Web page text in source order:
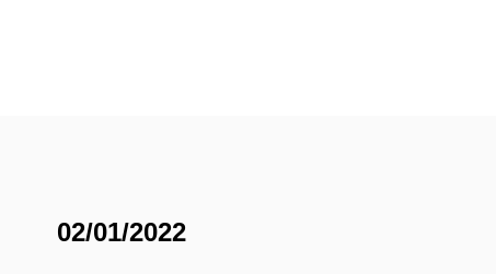
02/01/2022